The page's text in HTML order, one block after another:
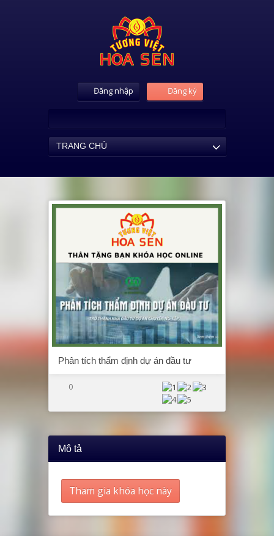
Đăng nhập Đăng ký
TRANG CHỦ
Phân tích thẩm định dự án đầu tư
0
Mô tả
Tham gia khóa học này